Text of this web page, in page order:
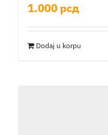
1.000 рсд
Dodaj u korpu